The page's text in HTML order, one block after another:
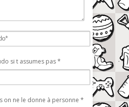
si t assumes pas*
on ne le donne à personne *